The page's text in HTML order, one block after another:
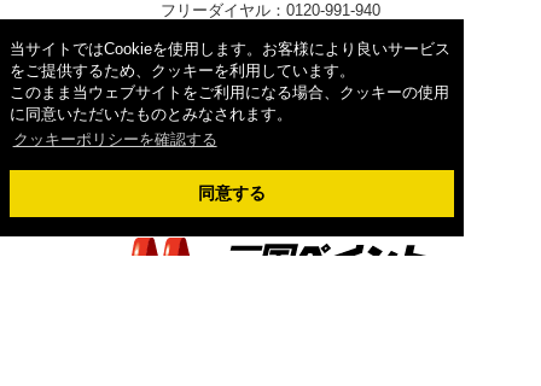
当サイトではCookieを使用します。お客様により良いサービス
をご提供するため、クッキーを利用しています。
このまま当ウェブサイトをご利用になる場合、クッキーの使用
に同意いただいたものとみなされます。
クッキーポリシーを確認する
同意する
フリーダイヤル： 0120-991-940
TEL：
072-778-0130
FAX：072-778-0131
【尼崎立花店】
〒660-0054 兵庫県尼崎市西立花町３丁目４−２
フリーダイヤル：